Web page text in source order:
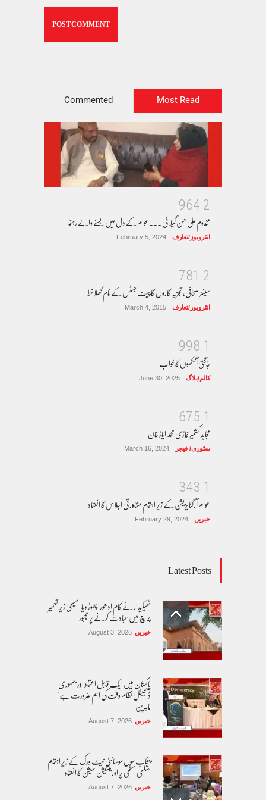
Most Read
Commented
2
4
6
9
مخدوم علی حسن گیلانی ۔۔۔عوام کے دل میں بسنے والے رہنما
انٹرویوز/تعارف February 5, 2024
2
1
8
7
سینئر صحافی، تجزیہ کاروں کا چیف جسٹس کے نام کھلا خط
انٹرویوز/تعارف March 4, 2015
1
8
9
9
جاگتی آنکھوں کا خواب
کالم/بلاگ June 30, 2025
1
5
7
6
مجاہد کشمیر غازی محمد ایاز خان
سٹوری/ فیچر March 16, 2024
1
3
4
3
عوام آرگنایزیشن کے زیر اہتمام مشاورتی اجلاس کا انعقاد
خبریں February 29, 2024
Latest Posts
ٹھیکیدار نے کام ادھورا چھوڑ دیا ' مسیحی زیر تعمیر
چرچ میں عبادت کرنے پر مجبور
خبریں August 3, 2026
پاکستان مِیں ا یک قابل اعتماد اور جمہوری
ڈیجیٹل نظام وقت کی اہم ضرورت ہے'
ماہرین
خبریں August 7, 2026
پنجاب سول سوسائٹی نیٹ ورک کے زیرِ اہتمام
ضلعی سطحی پر اورینٹیشن سیشن کا انعقاد
خبریں August 7, 2026